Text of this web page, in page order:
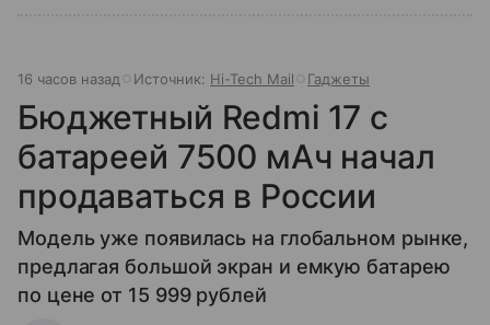
16 часов назад Источник: Hi-Tech Mail Гаджеты
Бюджетный Redmi 17 с
батареей 7500 мАч начал
продаваться в России
Модель уже появилась на глобальном рынке,
предлагая большой экран и емкую батарею
по цене от 15 999 рублей